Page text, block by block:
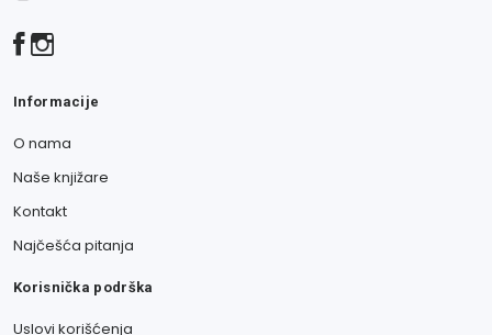
Informacije
O nama
Naše knjižare
Kontakt
Najčešća pitanja
Korisnička podrška
Uslovi korišćenja